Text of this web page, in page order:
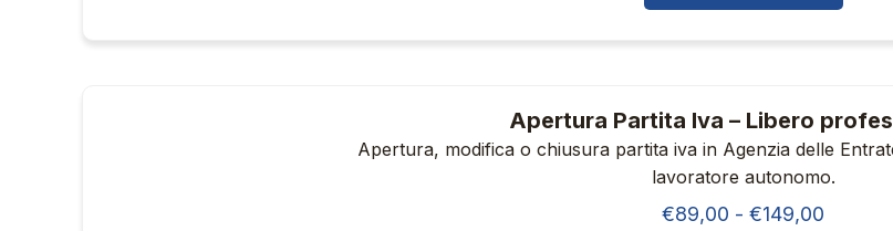
Apertura Partita Iva – Libero
Apertura, modifica o chiusura partita iva in Agenzia delle
lavoratore autonomo.
€89,00 - €149,00